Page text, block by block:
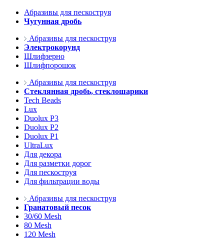
Абразивы для пескоструя
Чугунная дробь
Абразивы для пескоструя
Электрокорунд
Шлифзерно
Шлифпорошок
Абразивы для пескоструя
Стеклянная дробь, стеклошарики
Tech Beads
Lux
Duolux P3
Duolux P2
Duolux P1
UltraLux
Для декора
Для разметки дорог
Для пескоструя
Для фильтрации воды
Абразивы для пескоструя
Гранатовый песок
30/60 Mesh
80 Mesh
120 Mesh